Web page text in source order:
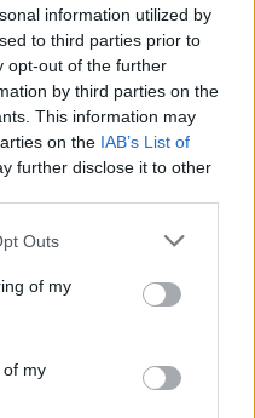
information utilized by
to third parties prior to
opt-out of the further
by third parties on the
This information may
on the IAB’s List of
further disclose it to other
one or more Google
You may click to
its third-party tags to
in below Google
Outs
of my
of my
devi sapere